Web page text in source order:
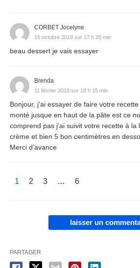
CORBET Jocelyne
15 octobre 2019 sur 17 h 20 min
beau dessert je vais essayer
Brenda
11 février 2019 sur 18 h 15 min
Bonjour, j’ai essayer de faire votre
monté jusque en haut de la pâte est ce
comprend pas j’ai suivit votre recette à la
crème et bien 5 bon centimètres en
Merci d’avance
1 2 3 … 6
laisser un
PARTAGER